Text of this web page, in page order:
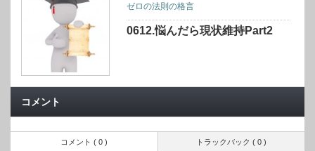
ゼロの法則の格言
0612.悩んだら現状維持Part2
コメント
トラックバック ( 0 )
コメント ( 0 )